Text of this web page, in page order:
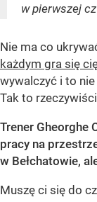
w pierwszej
Nie ma co
każdym gra się
wywalczyć i to
Tak to
Trener Gheorghe
pracy na
w Bełchatowie,
Muszę ci się do